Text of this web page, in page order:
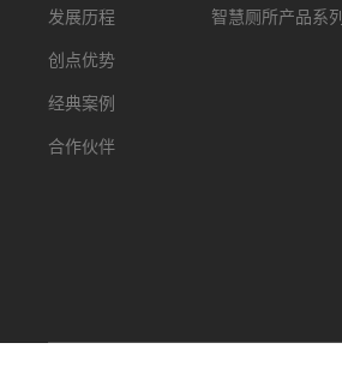
发展历程
创点优势
经典案例
合作伙伴
智慧厕所产品系列